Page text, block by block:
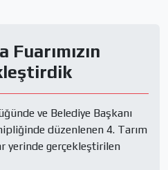
Fuarımızın
ve Belediye Başkanı
düzenlenen 4. Tarım
yerinde gerçekleştirilen